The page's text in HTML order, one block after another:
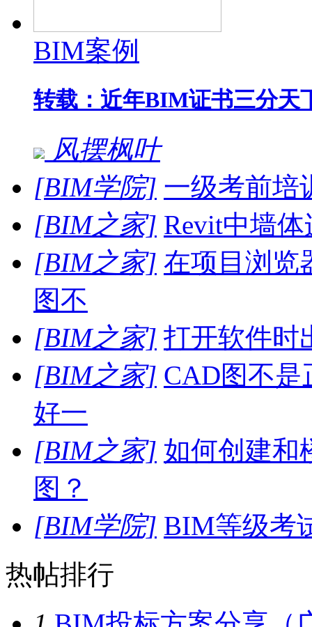
BIM案例
转载：近年BIM证书三分天
风摆枫叶
[BIM学院] 一级考前培
[BIM之家] Revit中墙
[BIM之家] 在项目浏览
图不
[BIM之家] 打开软件时
[BIM之家] CAD图不是
好一
[BIM之家] 如何创建和
图？
[BIM学院] BIM等级考
热帖排行